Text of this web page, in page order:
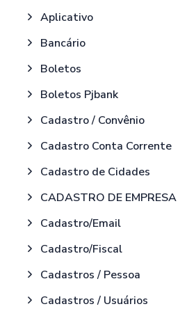
Aplicativo
Bancário
Boletos
Boletos Pjbank
Cadastro / Convênio
Cadastro Conta Corrente
Cadastro de Cidades
CADASTRO DE EMPRESA
Cadastro/Email
Cadastro/Fiscal
Cadastros / Pessoa
Cadastros / Usuários